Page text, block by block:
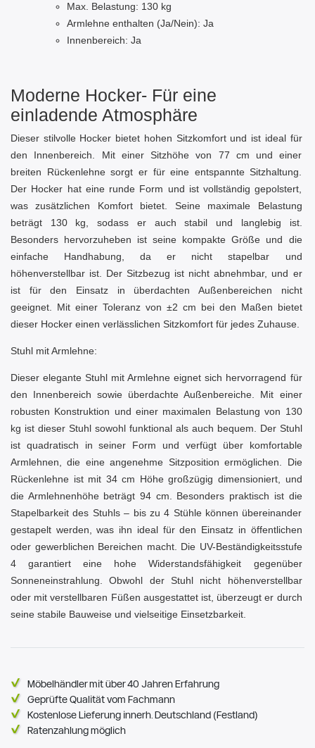
Max. Belastung: 130 kg
Armlehne enthalten (Ja/Nein): Ja
Innenbereich: Ja
Moderne Hocker- Für eine
einladende Atmosphäre
Dieser stilvolle Hocker bietet hohen Sitzkomfort und ist ideal für
den Innenbereich. Mit einer Sitzhöhe von 77 cm und einer
breiten Rückenlehne sorgt er für eine entspannte Sitzhaltung.
Der Hocker hat eine runde Form und ist vollständig gepolstert,
was zusätzlichen Komfort bietet. Seine maximale Belastung
beträgt 130 kg, sodass er auch stabil und langlebig ist.
Besonders hervorzuheben ist seine kompakte Größe und die
einfache Handhabung, da er nicht stapelbar und
höhenverstellbar ist. Der Sitzbezug ist nicht abnehmbar, und er
ist für den Einsatz in überdachten Außenbereichen nicht
geeignet. Mit einer Toleranz von ±2 cm bei den Maßen bietet
dieser Hocker einen verlässlichen Sitzkomfort für jedes Zuhause.
Stuhl mit Armlehne:
Dieser elegante Stuhl mit Armlehne eignet sich hervorragend für
den Innenbereich sowie überdachte Außenbereiche. Mit einer
robusten Konstruktion und einer maximalen Belastung von 130
kg ist dieser Stuhl sowohl funktional als auch bequem. Der Stuhl
ist quadratisch in seiner Form und verfügt über komfortable
Armlehnen, die eine angenehme Sitzposition ermöglichen. Die
Rückenlehne ist mit 34 cm Höhe großzügig dimensioniert, und
die Armlehnenhöhe beträgt 94 cm. Besonders praktisch ist die
Stapelbarkeit des Stuhls – bis zu 4 Stühle können übereinander
gestapelt werden, was ihn ideal für den Einsatz in öffentlichen
oder gewerblichen Bereichen macht. Die UV-Beständigkeitsstufe
4 garantiert eine hohe Widerstandsfähigkeit gegenüber
Sonneneinstrahlung. Obwohl der Stuhl nicht höhenverstellbar
oder mit verstellbaren Füßen ausgestattet ist, überzeugt er durch
seine stabile Bauweise und vielseitige Einsetzbarkeit.
Möbelhändler mit über 40 Jahren Erfahrung
Geprüfte Qualität vom Fachmann
Kostenlose Lieferung innerh. Deutschland (Festland)
Ratenzahlung möglich